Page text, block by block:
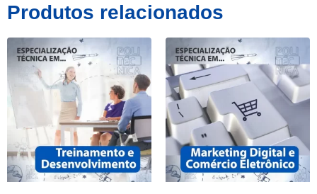
Produtos relacionados